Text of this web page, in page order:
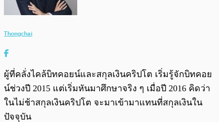
Thongchai
ผู้ที่คลั่งไคล้บิทคอยน์และสกุลเงินคริปโต เริ่มรู้จักบิทคอย
น์ช่วงปี 2015 แต่เริ่มหันมาศึกษาจริง ๆ เมื่อปี 2016 คิดว่า
ในไม่ช้าสกุลเงินคริปโต จะมาเข้ามาแทนที่สกุลเงินใน
ปัจจุบัน